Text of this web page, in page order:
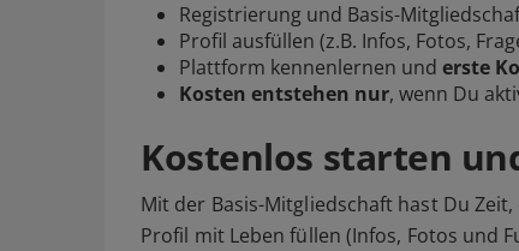
Registrierung und Basis-
Profil ausfüllen (z.B. Infos, Fotos,
Plattform kennenlernen und erste
Kosten entstehen nur, wenn Du
Kostenlos starten
Mit der Basis-Mitgliedschaft hast Du
Profil mit Leben füllen (Infos, Fotos und